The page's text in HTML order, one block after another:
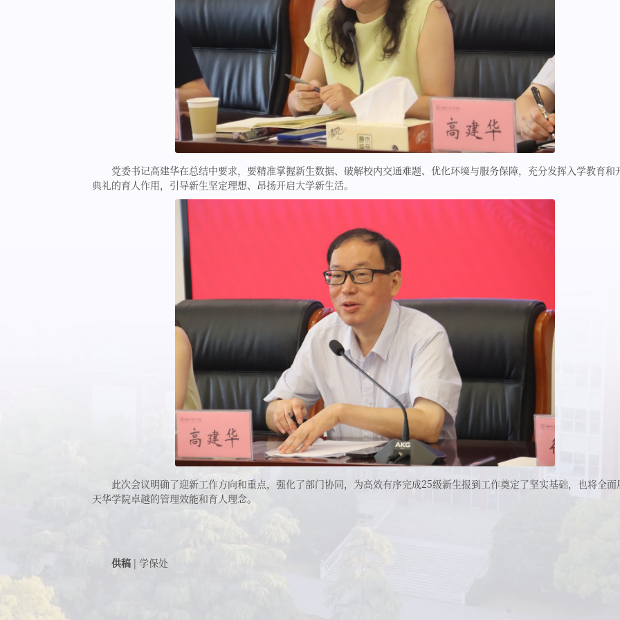
党委书记高建华在总结中要求，要精准掌握新生数据、破解校内交通难题、优化环境与服务保障，充分发挥入学教育和
典礼的育人作用，引导新生坚定理想、昂扬开启大学新生活。
此次会议明确了迎新工作方向和重点，强化了部门协同，为高效有序完成25级新生报到工作奠定了坚实基础，也将全面
天华学院卓越的管理效能和育人理念。
供稿 | 学保处